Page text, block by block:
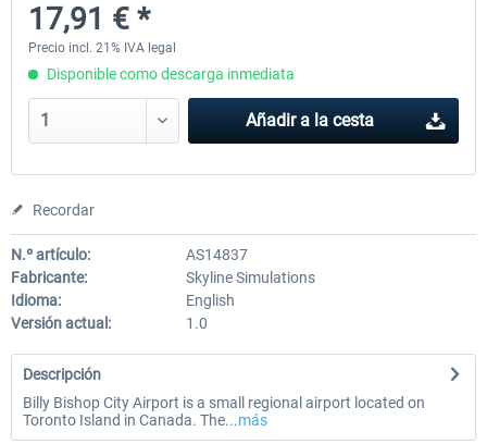
28,42 € *
17,91 € *
Precio incl. 21% IVA legal
Disponible como descarga inmediata
Añadir a la cesta
Recordar
N.º artículo:
AS14837
Fabricante:
Skyline Simulations
Idioma:
English
Versión actual:
1.0
Descripción
Billy Bishop City Airport is a small regional airport located on
Toronto Island in Canada. The...más